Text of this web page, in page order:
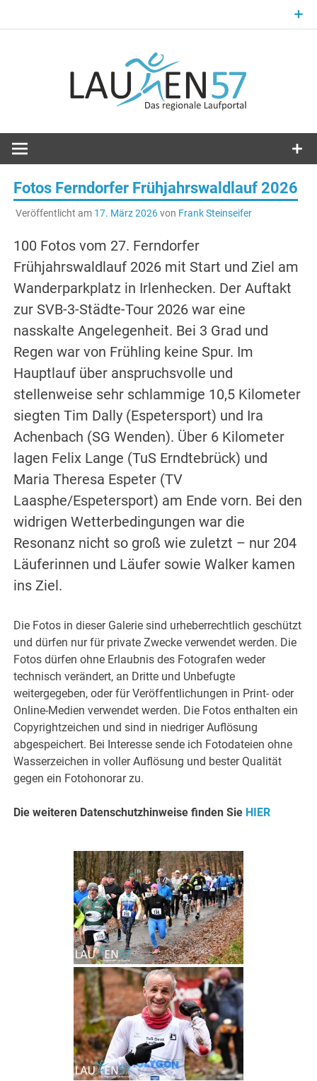
Laufen57
Fotos Ferndorfer Frühjahrswaldlauf 2026
Veröffentlicht am 17. März 2026von Frank Steinseifer
100 Fotos vom 27. Ferndorfer
Frühjahrswaldlauf 2026 mit Start und Ziel am
Wanderparkplatz in Irlenhecken. Der Auftakt
zur SVB-3-Städte-Tour 2026 war eine
nasskalte Angelegenheit. Bei 3 Grad und
Regen war von Frühling keine Spur. Im
Hauptlauf über anspruchsvolle und
stellenweise sehr schlammige 10,5 Kilometer
siegten Tim Dally (Espetersport) und Ira
Achenbach (SG Wenden). Über 6 Kilometer
lagen Felix Lange (TuS Erndtebrück) und
Maria Theresa Espeter (TV
Laasphe/Espetersport) am Ende vorn. Bei den
widrigen Wetterbedingungen war die
Resonanz nicht so groß wie zuletzt – nur 204
Läuferinnen und Läufer sowie Walker kamen
ins Ziel.
Die Fotos in dieser Galerie sind urheberrechtlich geschützt
und dürfen nur für private Zwecke verwendet werden. Die
Fotos dürfen ohne Erlaubnis des Fotografen weder
technisch verändert, an Dritte und Unbefugte
weitergegeben, oder für Veröffentlichungen in Print- oder
Online-Medien verwendet werden. Die Fotos enthalten ein
Copyrightzeichen und sind in niedriger Auflösung
abgespeichert. Bei Interesse sende ich Fotodateien ohne
Wasserzeichen in voller Auflösung und bester Qualität
gegen ein Fotohonorar zu.
Die weiteren Datenschutzhinweise finden Sie HIER